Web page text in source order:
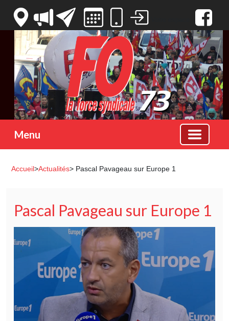
Menu
Accueil>Actualités> Pascal Pavageau sur Europe 1
Pascal Pavageau sur Europe 1